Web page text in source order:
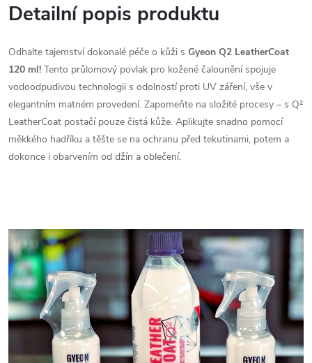
Detailní popis produktu
Odhalte tajemství dokonalé péče o kůži s Gyeon Q2 LeatherCoat
120 ml! Tento průlomový povlak pro kožené čalounění spojuje
vodoodpudivou technologii s odolností proti UV záření, vše v
elegantním matném provedení. Zapomeňte na složité procesy – s Q²
LeatherCoat postačí pouze čistá kůže. Aplikujte snadno pomocí
měkkého hadříku a těšte se na ochranu před tekutinami, potem a
dokonce i obarvením od džín a oblečení.